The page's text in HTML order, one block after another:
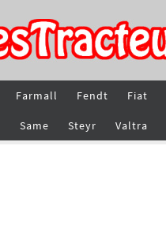
Farmall Fendt Fiat
Same Steyr Valtra